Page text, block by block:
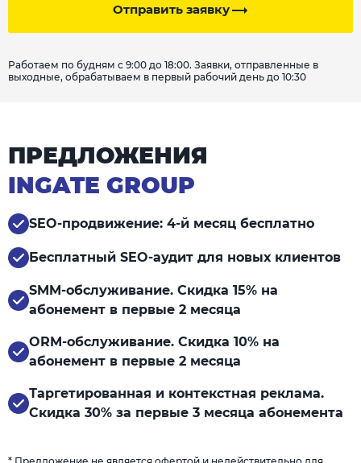
Отправить заявку
Работаем по будням с 9:00 до 18:00. Заявки, отправленные в
выходные, обрабатываем в первый рабочий день до 10:30
ПРЕДЛОЖЕНИЯ
INGATE GROUP
SEO-продвижение: 4-й месяц бесплатно
Бесплатный SEO-аудит для новых клиентов
SMM-обслуживание. Скидка 15% на
абонемент в первые 2 месяца
ORM-обслуживание. Скидка 10% на
абонемент в первые 2 месяца
Таргетированная и контекстная реклама.
Скидка 30% за первые 3 месяца абонемента